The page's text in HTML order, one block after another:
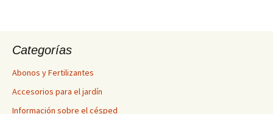
Categorías
Abonos y Fertilizantes
Accesorios para el jardín
Información sobre el césped